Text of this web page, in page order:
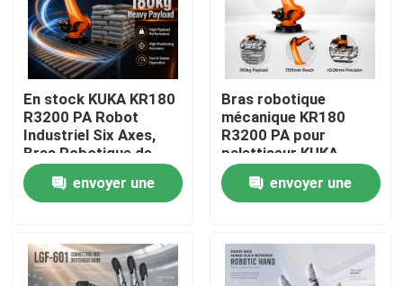
À la maison
Produits
Vidéos
En stock KUKA KR180
R3200 PA Robot
Industriel Six Axes,
Bras Robotique de
Palettisation et
Manutention avec une
Portée de 3195mm
envoyer une
Bras robotique
mécanique KR180
R3200 PA pour
palettiseur KUKA
Robot, portée
maximale de 3195 mm
envoyer une